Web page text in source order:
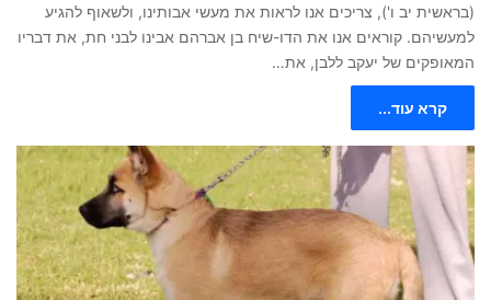
(בראשית יב ו'), צריכים אנו לראות את מעשי אבותינו, ולשאוף להגיע
למעשיהם. קוראים אנו את הדו-שיח בן אברהם אבינו לבני חת, את דבריו
המאופקים של יעקב ללבן, את…
קרא עוד...